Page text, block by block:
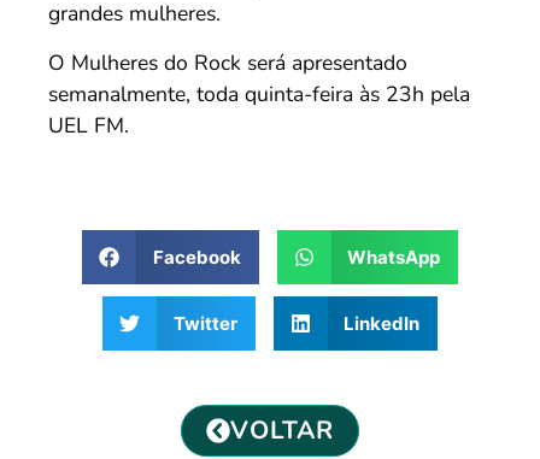
grandes mulheres.
O Mulheres do Rock será apresentado
semanalmente, toda quinta-feira às 23h pela
UEL FM.
Facebook WhatsApp
Twitter LinkedIn
VOLTAR